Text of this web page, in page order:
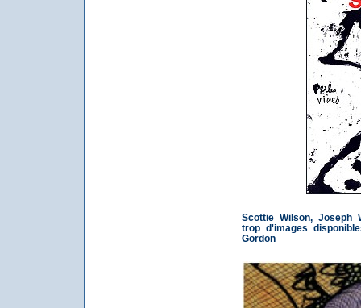
Scottie Wilson, Joseph
trop d'images
Gordon